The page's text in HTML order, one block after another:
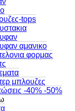
tops
αμανικο
φορμας
μπλουζες
-40% -50%